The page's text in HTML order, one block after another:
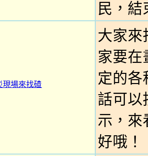
民，結
現場來找碴
大家來
家要在
定的各
話可以
示，來
好哦！